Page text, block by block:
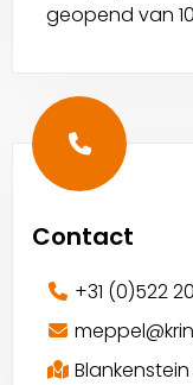
geopend van
Contact
+31 (0)522